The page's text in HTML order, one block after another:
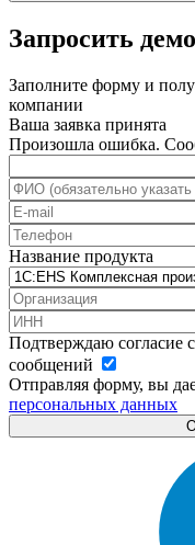
Запросить
Заполните форму и
компании
Ваша заявка принята
Произошла ошибка.
Название продукта
Подтверждаю согласие
сообщений
Отправляя форму, вы
персональных данных